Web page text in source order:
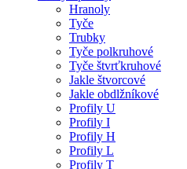
Hranoly
Tyče
Trubky
Tyče polkruhové
Tyče štvrťkruhové
Jakle štvorcové
Jakle obdlžníkové
Profily U
Profily I
Profily H
Profily L
Profily T